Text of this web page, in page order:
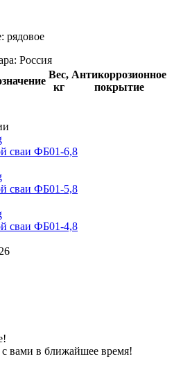
рядовое
Россия
Вес,
кг
Антикоррозионное
покрытие
сваи ФБ01-6,8
сваи ФБ01-5,8
сваи ФБ01-4,8
вами в ближайшее время!